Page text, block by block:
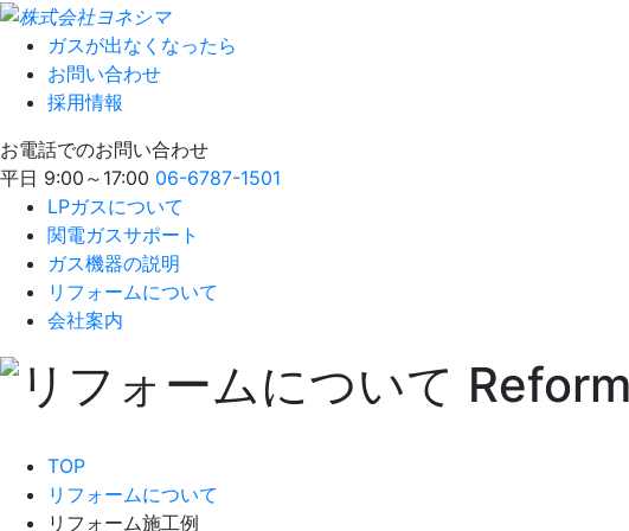
ガスが出なくなったら
お問い合わせ
採用情報
お電話でのお問い合わせ
平日 9:00～17:00 06-6787-1501
LPガスについて
関電ガスサポート
ガス機器の説明
リフォームについて
会社案内
TOP
リフォームについて
リフォーム施工例